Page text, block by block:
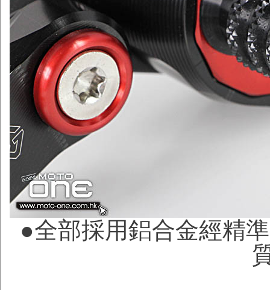
●全部採用鋁合金經精